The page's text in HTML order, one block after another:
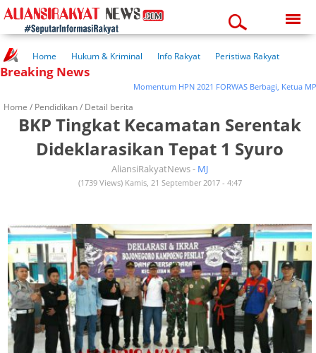
10:38:04 pm
Home Hukum & Kriminal Info Rakyat
Peristiwa Rakyat
Kuliner Rakyat
Wisata Rakyat
Breaking News
Momentum HPN 2021 FORWAS Berbagi, Ketua MPN
Home / Pendidikan/ Detail berita
BKP Tingkat Kecamatan Serentak
Dideklarasikan Tepat 1 Syuro
AliansiRakyatNews - MJ
(1739 Views) Kamis, 21 September 2017 - 4:47